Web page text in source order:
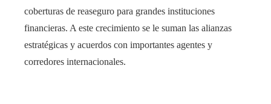
coberturas de reaseguro para grandes instituciones
financieras. A este crecimiento se le suman las alianzas
estratégicas y acuerdos con importantes agentes y
corredores internacionales.